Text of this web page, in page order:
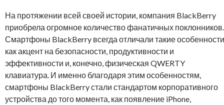
На протяжении всей своей истории, компания BlackBerry
приобрела огромное количество фанатичных поклонников.
Смартфоны BlackBerry всегда отличали такие
как акцент на безопасности, продуктивности и
эффективности и, конечно, физическая QWERTY
клавиатура. И именно благодаря этим особенностям,
смартфоны BlackBerry стали стандартом корпоративного
устройства до того момента, как появление iPhone,